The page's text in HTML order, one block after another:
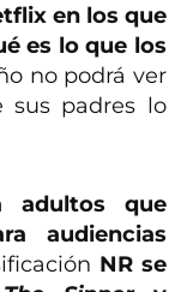
en los que
es lo que los
no podrá ver
sus padres lo
adultos que
audiencias
NR se